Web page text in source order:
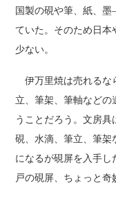
国製の硯や筆、紙、
ていた。そのため日
少ない。
伊万里焼は売れるな
立、筆架、筆軸など
うことだろう。文房具
硯、水滴、筆立、筆架
になるが硯屏を入手
戸の硯屏、ちょっと奇